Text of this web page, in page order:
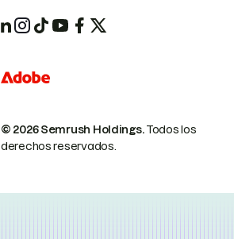
© 2026 Semrush Holdings.Todos los
derechos reservados.